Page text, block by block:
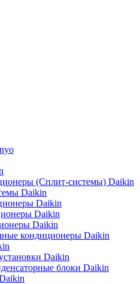
(Сплит-системы) Daikin
Daikin
Daikin
Daikin
Daikin
кондиционеры Daikin
Daikin
блоки Daikin